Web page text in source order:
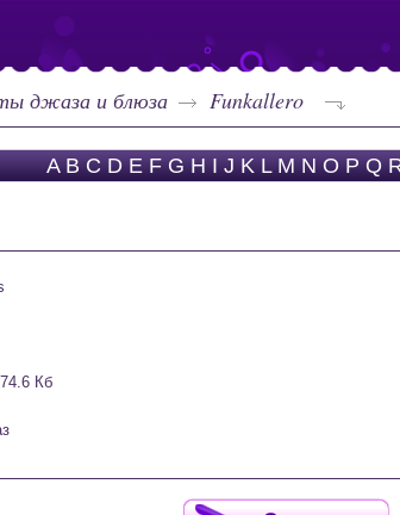
джаза и блюза Funkallero
A B C D E F G H I J K L M N O P Q
Кб